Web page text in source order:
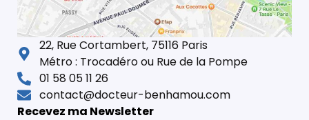
22, Rue Cortambert, 75116 Paris
Métro : Trocadéro ou Rue de la Pompe
01 58 05 11 26
contact@docteur-benhamou.com
Recevez ma Newsletter